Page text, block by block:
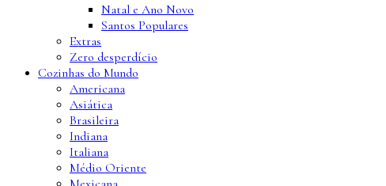
Natal e Ano Novo
Santos Populares
Extras
Zero desperdício
Cozinhas do Mundo
Americana
Asiática
Brasileira
Indiana
Italiana
Médio Oriente